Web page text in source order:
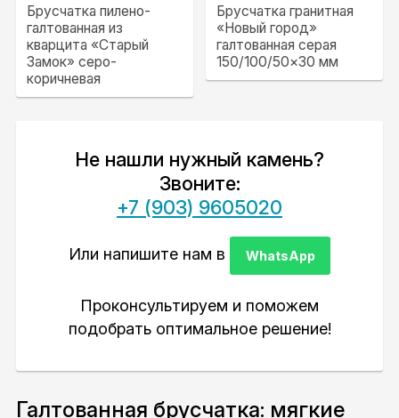
Брусчатка пилено-
галтованная из
кварцита «Старый
Замок» серо-
коричневая
Брусчатка гранитная
«Новый город»
галтованная серая
150/100/50×30 мм
Не нашли нужный камень?
Звоните:
+7 (903) 9605020
Или напишите нам в WhatsApp
Проконсультируем и поможем
подобрать оптимальное решение!
Галтованная брусчатка: мягкие